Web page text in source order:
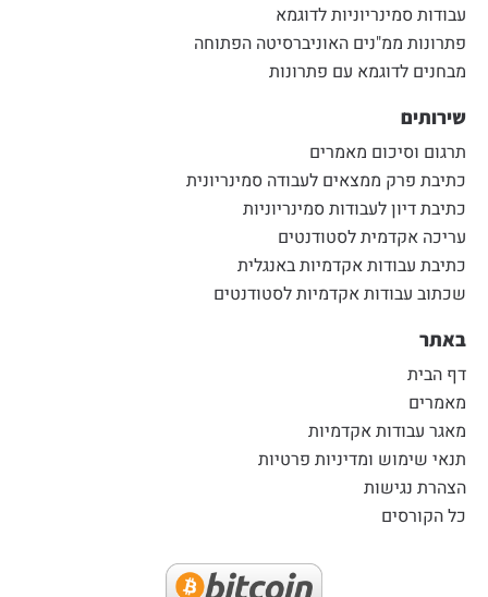
עבודות סמינריוניות לדוגמא
פתרונות ממ"נים האוניברסיטה הפתוחה
מבחנים לדוגמא עם פתרונות
שירותים
תרגום וסיכום מאמרים
כתיבת פרק ממצאים לעבודה סמינריונית
כתיבת דיון לעבודות סמינריוניות
עריכה אקדמית לסטודנטים
כתיבת עבודות אקדמיות באנגלית
שכתוב עבודות אקדמיות לסטודנטים
באתר
דף הבית
מאמרים
מאגר עבודות אקדמיות
תנאי שימוש ומדיניות פרטיות
הצהרת נגישות
כל הקורסים